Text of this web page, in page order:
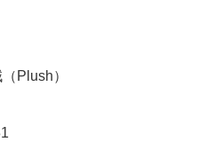
Plush）